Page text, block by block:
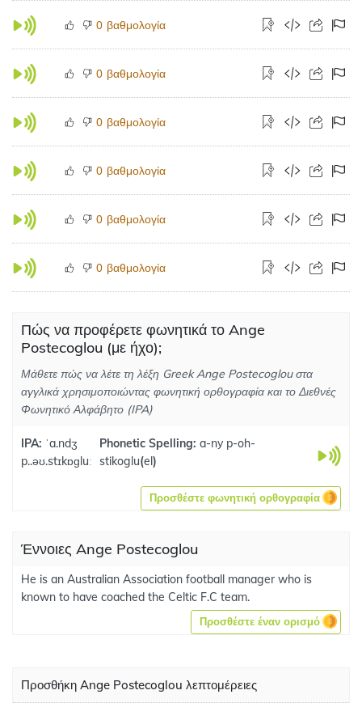
0 βαθμολογία
0 βαθμολογία
0 βαθμολογία
0 βαθμολογία
0 βαθμολογία
0 βαθμολογία
Πώς να προφέρετε φωνητικά το Ange
Postecoglou (με ήχο);
Μάθετε πώς να λέτε τη λέξη Greek Ange Postecoglou στα
αγγλικά χρησιμοποιώντας φωνητική ορθογραφία και το Διεθνές
Φωνητικό Αλφάβητο (IPA)
IPA: ˈa.ndʒ
p..əʊ.stɪkɒɡluː
Phonetic Spelling:a-ny p-oh-
stikoglu(el)
Προσθέστε φωνητική ορθογραφία
Έννοιες Ange Postecoglou
He is an Australian Association football manager who is
known to have coached the Celtic F.C team.
Προσθέστε έναν ορισμό
Προσθήκη Ange Postecoglou λεπτομέρειες